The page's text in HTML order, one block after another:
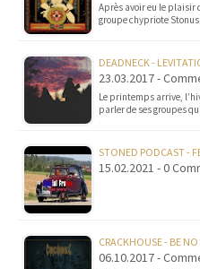
Après avoir eu le plaisir
groupe chypriote
DEADNECK -
23.03.2017 -
Le printemps arrive,
parler de ses groupes
STONED PODCAST -
15.02.2021 - 0
CRACKHOUSE - BE
06.10.2017 -